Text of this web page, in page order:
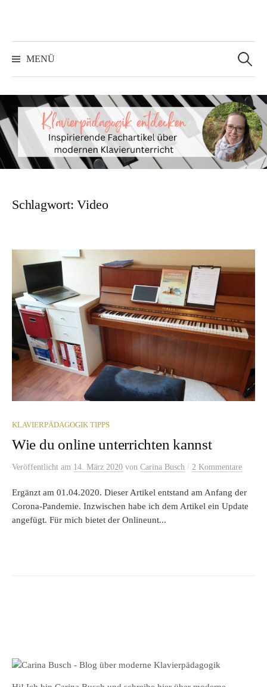
Inhalt
MENÜ
nach:
Schlagwort:Video
KLAVIERPÄDAGOGIK TIPPS
Wie du online unterrichten kannst
Veröffentlicht am 14. März 2020 von Carina Busch / 2 Kommentare
Ergänzt am 01.04.2020. Dieser Artikel entstand am Anfang der
Corona-Pandemie. Inzwischen habe ich dem Artikel ein Update
angefügt. Für mich bietet der Onlineunt...